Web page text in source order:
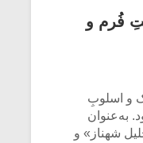
فُرم و
و اسلوبِ
به‌عنوان
شهناز» و